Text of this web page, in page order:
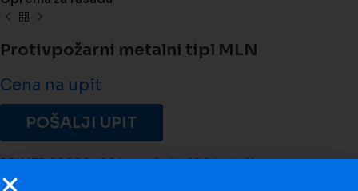
Protivpožarni metalni tipl MLN
Cena na upit
POŠALJI UPIT
PRIMER 08200- 08 je prečnik, 200 je dužina